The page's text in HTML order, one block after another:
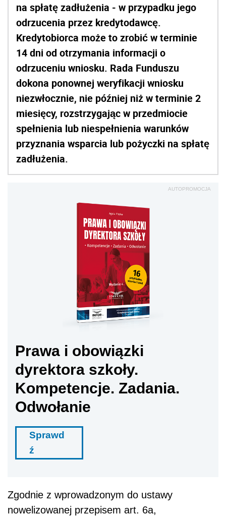
na spłatę zadłużenia - w przypadku jego
odrzucenia przez kredytodawcę.
Kredytobiorca może to zrobić w terminie
14 dni od otrzymania informacji o
odrzuceniu wniosku. Rada Funduszu
dokona ponownej weryfikacji wniosku
niezwłocznie, nie później niż w terminie 2
miesięcy, rozstrzygając w przedmiocie
spełnienia lub niespełnienia warunków
przyznania wsparcia lub pożyczki na spłatę
zadłużenia.
AUTOPROMOCJA
Prawa i obowiązki
dyrektora szkoły.
Kompetencje. Zadania.
Odwołanie
Sprawd
ź
Zgodnie z wprowadzonym do ustawy
nowelizowanej przepisem art. 6a,